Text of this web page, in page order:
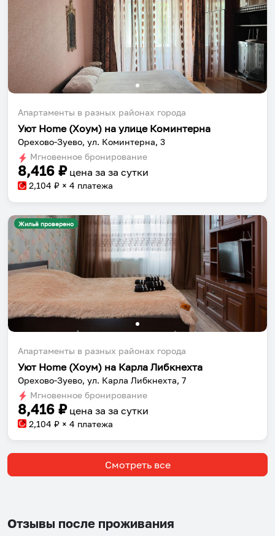
Апартаменты в разных районах города
Уют Home (Хоум) на улице Коминтерна
Орехово-Зуево, ул. Коминтерна, 3
Мгновенное бронирование
8,416 ₽ цена за за сутки
2,104 ₽ × 4 платежа
Жильё проверено
Апартаменты в разных районах города
Уют Home (Хоум) на Карла Либкнехта
Орехово-Зуево, ул. Карла Либкнехта, 7
Мгновенное бронирование
8,416 ₽ цена за за сутки
2,104 ₽ × 4 платежа
Смотреть все
Отзывы после проживания